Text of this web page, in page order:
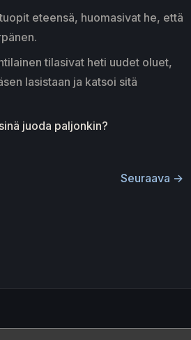
eteensä, huomasivat he, että
tilasivat heti uudet oluet,
lasistaan ja katsoi sitä
juoda paljonkin?
Seuraava →